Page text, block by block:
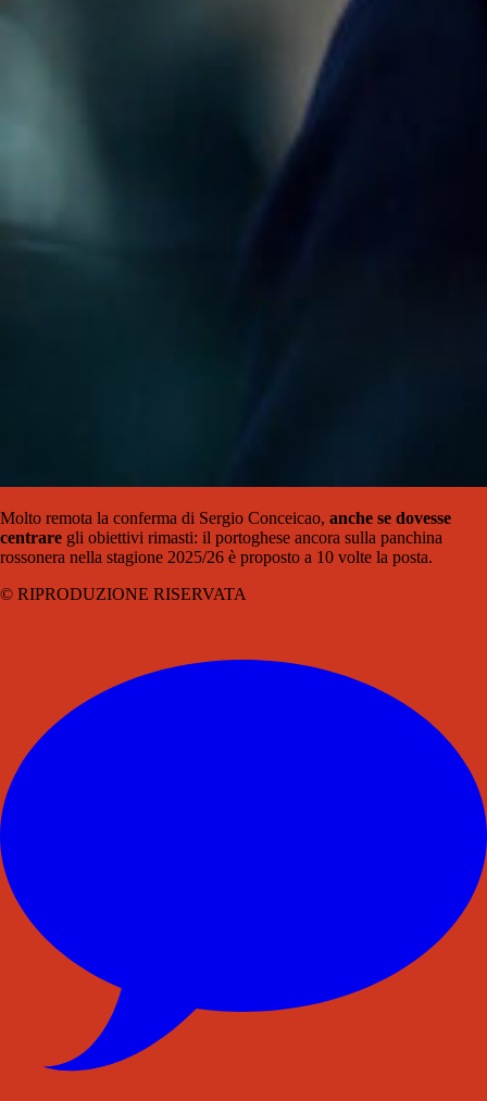
Molto remota la conferma di Sergio Conceicao, anche se dovesse
centrare gli obiettivi rimasti: il portoghese ancora sulla panchina
rossonera nella stagione 2025/26 è proposto a 10 volte la posta.
© RIPRODUZIONE RISERVATA